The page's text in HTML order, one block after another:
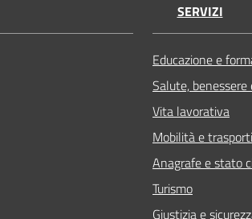
SERVIZI
Educazione e
Salute,
Vita lavorativa
Mobilità e trasporti
Anagrafe e stato
Turismo
Giustizia e